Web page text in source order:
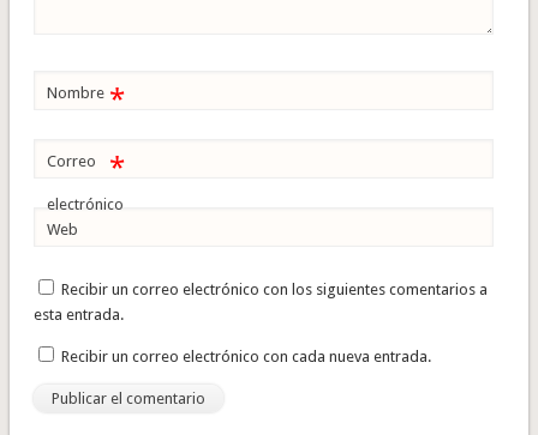
Nombre *
Correo
electrónico
*
Web
Recibir un correo electrónico con los siguientes comentarios a
esta entrada.
Recibir un correo electrónico con cada nueva entrada.